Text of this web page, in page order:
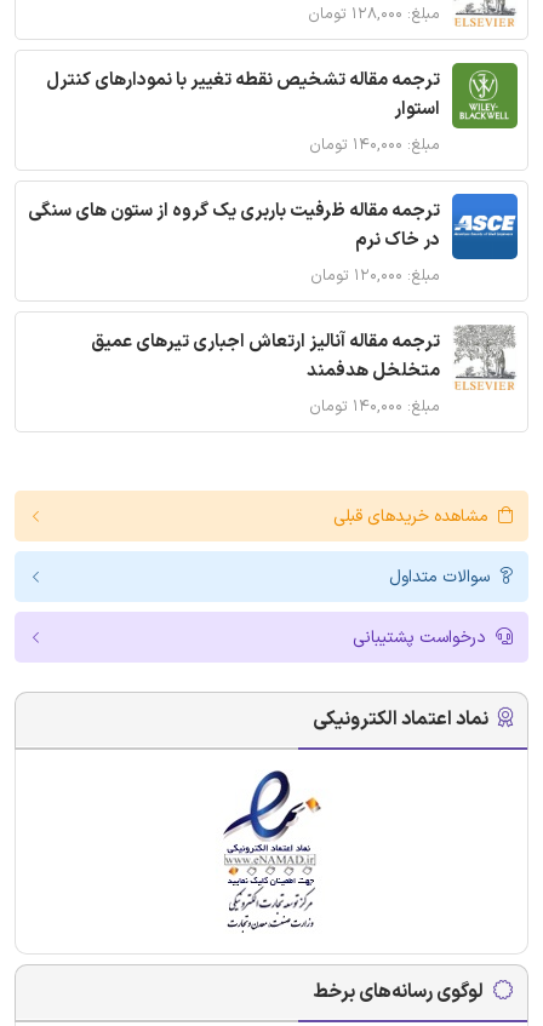
مبلغ: ۱۲۸,۰۰۰ تومان
ترجمه مقاله تشخیص نقطه تغییر با نمودارهای کنترل
استوار
مبلغ: ۱۴۰,۰۰۰ تومان
ترجمه مقاله ظرفیت باربری یک گروه از ستون های سنگی
در خاک نرم
مبلغ: ۱۲۰,۰۰۰ تومان
ترجمه مقاله آنالیز ارتعاش اجباری تیرهای عمیق
متخلخل هدفمند
مبلغ: ۱۴۰,۰۰۰ تومان
مشاهده خریدهای قبلی
سوالات متداول
درخواست پشتیبانی
نماد اعتماد الکترونیکی
لوگوی رسانه‌های برخط